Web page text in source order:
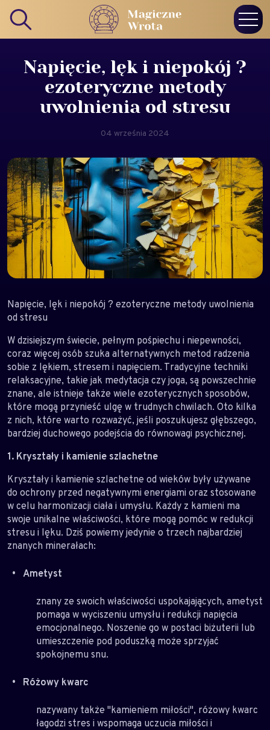
Napięcie, lęk i niepokój ?
ezoteryczne metody
uwolnienia od stresu
04 września 2024
Napięcie, lęk i niepokój ? ezoteryczne metody uwolnienia
od stresu
W dzisiejszym świecie, pełnym pośpiechu i niepewności,
coraz więcej osób szuka alternatywnych metod radzenia
sobie z lękiem, stresem i napięciem. Tradycyjne techniki
relaksacyjne, takie jak medytacja czy joga, są powszechnie
znane, ale istnieje także wiele ezoterycznych sposobów,
które mogą przynieść ulgę w trudnych chwilach. Oto kilka
z nich, które warto rozważyć, jeśli poszukujesz głębszego,
bardziej duchowego podejścia do równowagi psychicznej.
1. Kryształy i kamienie szlachetne
Kryształy i kamienie szlachetne od wieków były używane
do ochrony przed negatywnymi energiami oraz stosowane
w celu harmonizacji ciała i umysłu. Każdy z kamieni ma
swoje unikalne właściwości, które mogą pomóc w redukcji
stresu i lęku. Dziś powiemy jedynie o trzech najbardziej
znanych minerałach:
Ametyst
znany ze swoich właściwości uspokajających, ametyst
pomaga w wyciszeniu umysłu i redukcji napięcia
emocjonalnego. Noszenie go w postaci biżuterii lub
umieszczenie pod poduszką może sprzyjać
spokojnemu snu.
Różowy kwarc
nazywany także "kamieniem miłości", różowy kwarc
łagodzi stres i wspomaga uczucia miłości i